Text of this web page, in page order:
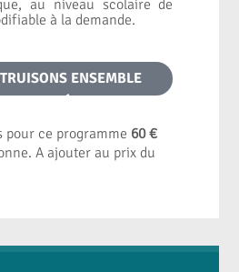
au niveau scolaire de
à la demande.
ENSEMBLE
pour ce programme 60 €
A ajouter au prix du